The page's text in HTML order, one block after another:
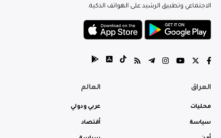
الاجتماعي وتطبيق الرشيد على الهواتف الذكية.
العراق
محليات
سياسة
العالم
عربي ودولي
أقتصاد